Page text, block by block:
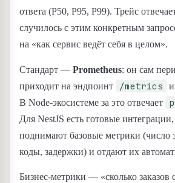
ответа (P50, P95, P99). Трейс
случилось с этим конкретным
на «как сервис ведёт себя в целом».
Стандарт — Prometheus: он сам
приходит на эндпоинт
/metrics
В Node-экосистеме за это отвечает
Для NestJS есть готовые
поднимают базовые метрики (число
коды, задержки) и отдают их
Бизнес-метрики — «сколько заказов